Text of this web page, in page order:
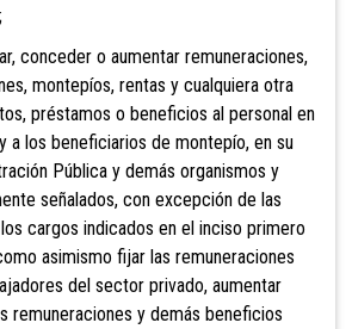
conceder o aumentar remuneraciones,
montepíos, rentas y cualquiera otra
préstamos o beneficios al personal en
a los beneficiarios de montepío, en su
Pública y demás organismos y
señalados, con excepción de las
cargos indicados en el inciso primero
asimismo fijar las remuneraciones
del sector privado, aumentar
remuneraciones y demás beneficios